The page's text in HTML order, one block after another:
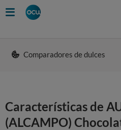
Comparadores de dulces
Características de
(ALCAMPO)